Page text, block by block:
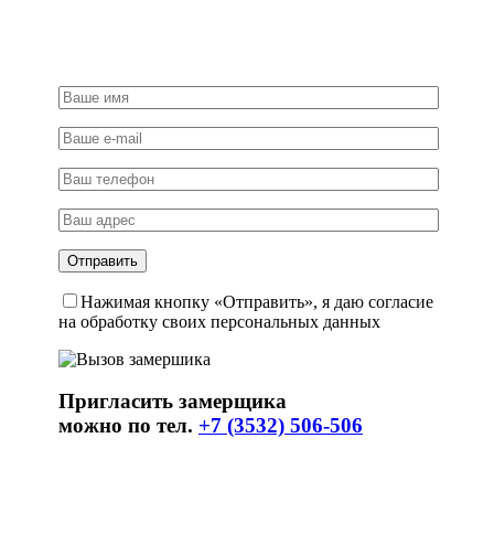
Нажимая кнопку «Отправить», я даю согласие
на обработку своих персональных данных
Пригласить замерщика
можно по тел. +7 (3532) 506-506